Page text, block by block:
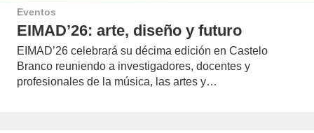
Eventos
EIMAD’26: arte, diseño y futuro
EIMAD’26 celebrará su décima edición en Castelo
Branco reuniendo a investigadores, docentes y
profesionales de la música, las artes y…